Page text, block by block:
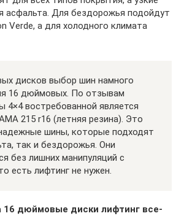
асфальта. Для бездорожья подойдут
Verde, а для холодного климата
дисков выбор шин намного
16 дюймовых. По отзывам
4×4 востребованной является
215 r16 (летняя резина). Это
шины, которые подходят
так и бездорожья. Они
без лишних манипуляций с
есть лифтинг не нужен.
16 дюймовые диски лифтинг все-